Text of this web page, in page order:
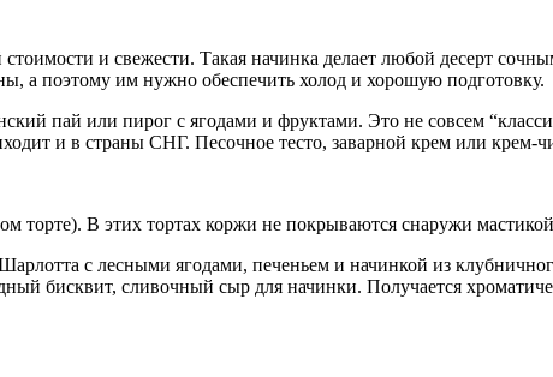
и свежести. Такая начинка делает любой десерт
а поэтому им нужно обеспечить холод и хорошую подготовку.
пай или пирог с ягодами и фруктами. Это не совсем
и в страны СНГ. Песочное тесто, заварной крем или крем-
торте). В этих тортах коржи не покрываются снаружи
с лесными ягодами, печеньем и начинкой из
бисквит, сливочный сыр для начинки. Получается